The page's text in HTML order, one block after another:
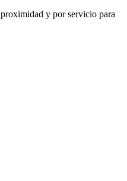
y por servicio para